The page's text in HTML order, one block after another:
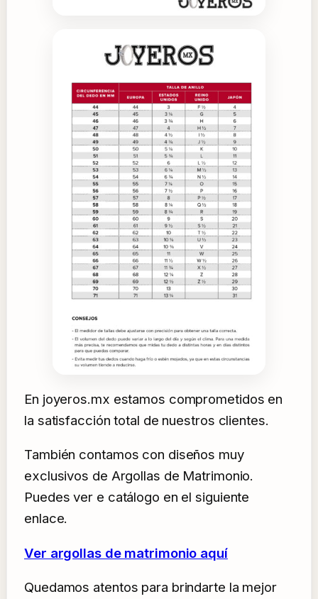
En joyeros.mx estamos comprometidos en
la satisfacción total de nuestros clientes.
También contamos con diseños muy
exclusivos de Argollas de Matrimonio.
Puedes ver e catálogo en el siguiente
enlace.
Ver argollas de matrimonio aquí
Quedamos atentos para brindarte la mejor